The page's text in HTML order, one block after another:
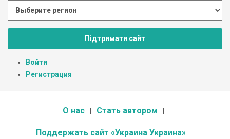
Підтримати сайт
Войти
Регистрация
О нас Стать автором
Поддержать сайт «Украина Украина»